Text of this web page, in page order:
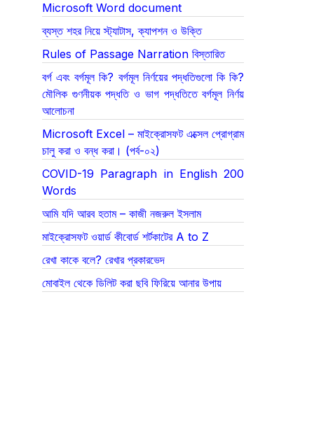
Microsoft Word document
ব্যস্ত শহর নিয়ে স্ট্যাটাস, ক্যাপশন ও উক্তি
Rules of Passage Narration বিস্তারিত
বর্গ এবং বর্গমূল কি? বর্গমূল নির্ণয়ের পদ্ধতিগুলো কি কি?
মৌলিক গুণনীয়ক পদ্ধতি ও ভাগ পদ্ধতিতে বর্গমূল নির্ণয়
আলোচনা
Microsoft Excel – মাইক্রোসফট এক্সেল প্রোগ্রাম
চালু করা ও বন্ধ করা। (পর্ব-০২)
COVID-19 Paragraph in English 200
Words
আমি যদি আরব হতাম – কাজী নজরুল ইসলাম
মাইক্রোসফট ওয়ার্ড কীবোর্ড শর্টকাটের A to Z
রেখা কাকে বলে? রেখার প্রকারভেদ
মোবাইল থেকে ডিলিট করা ছবি ফিরিয়ে আনার উপায়